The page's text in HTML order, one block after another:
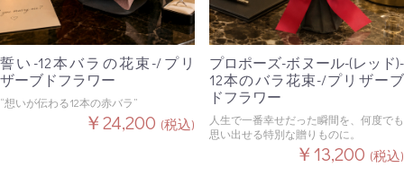
誓い-12本バラの花束-/プリ
ザーブドフラワー
“想いが伝わる12本の赤バラ”
￥24,200 (税込)
プロポーズ-ボヌール-(レッド)-
12本のバラ花束-/プリザーブ
ドフラワー
人生で一番幸せだった瞬間を、何度でも
思い出せる特別な贈りものに。
￥13,200 (税込)